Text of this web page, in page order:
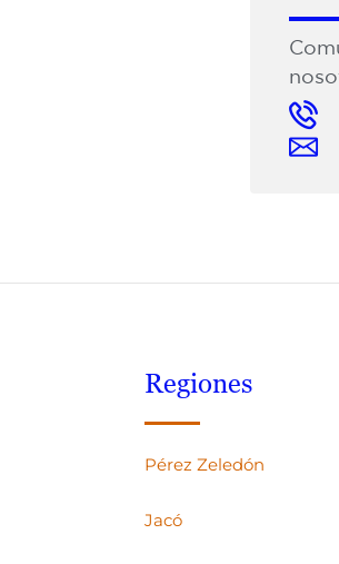
Regiones
Pérez Zeledón
Jacó